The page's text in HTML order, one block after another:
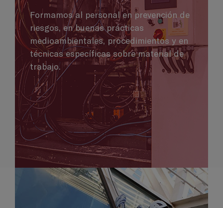
Formamos al personal en prevención de
riesgos, en buenas prácticas
medioambientales, procedimientos y en
técnicas específicas sobre material de
trabajo.